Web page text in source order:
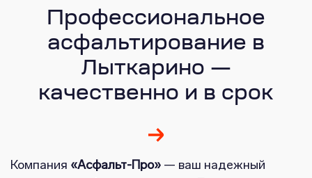
Профессиональное
асфальтирование в
Лыткарино —
качественно и в срок
Компания «Асфальт-Про» — ваш надежный